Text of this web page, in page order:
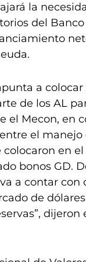
la
del
a colocar
de los AL
el Mecon, en
el manejo
colocaron en
bonos GD.
a contar con
de
dijeron